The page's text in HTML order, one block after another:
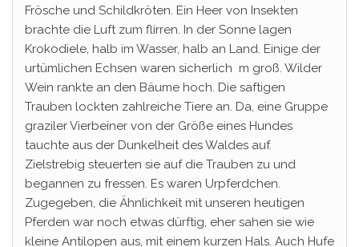
Frösche und Schildkröten. Ein Heer von Insekten
brachte die Luft zum flirren. In der Sonne lagen
Krokodiele, halb im Wasser, halb an Land. Einige der
urtümlichen Echsen waren sicherlich m groß. Wilder
Wein rankte an den Bäume hoch. Die saftigen
Trauben lockten zahlreiche Tiere an. Da, eine Gruppe
graziler Vierbeiner von der Größe eines Hundes
tauchte aus der Dunkelheit des Waldes auf.
Zielstrebig steuerten sie auf die Trauben zu und
begannen zu fressen. Es waren Urpferdchen.
Zugegeben, die Ähnlichkeit mit unseren heutigen
Pferden war noch etwas dürftig, eher sahen sie wie
kleine Antilopen aus, mit einem kurzen Hals. Auch Hufe